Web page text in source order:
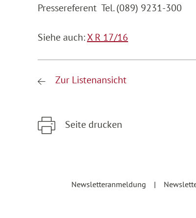
Pressereferent Tel. (089) 9231-300
Siehe auch:X R 17/16
Zur Listenansicht
Seite drucken
Newsletteranmeldung